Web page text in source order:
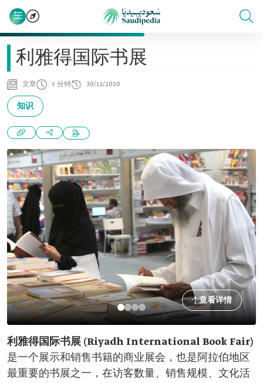
利雅得国际书展
文章 5 分钟 30/12/2020
知识
查看详情
利雅得国际书展 (Riyadh International Book Fair)
是一个展示和销售书籍的商业展会，也是阿拉伯地区
最重要的书展之一，在访客数量、销售规模、文化活